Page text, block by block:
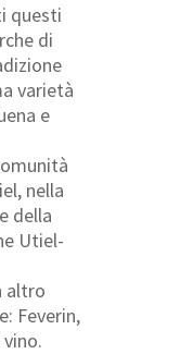
questi
di
varietà
e
nella
della
Utiel-
altro
Feverin,